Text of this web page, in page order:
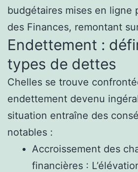
budgétaires mises en ligne
des Finances, remontant
Endettement :
types de dettes
Chelles se trouve
endettement devenu
situation entraîne des
notables :
Accroissement des
financières :